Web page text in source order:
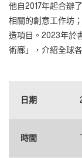
他自2017年起合辦
相關的創意工作坊
造項目。2023年於
術廊」，介紹全球
日期
時間